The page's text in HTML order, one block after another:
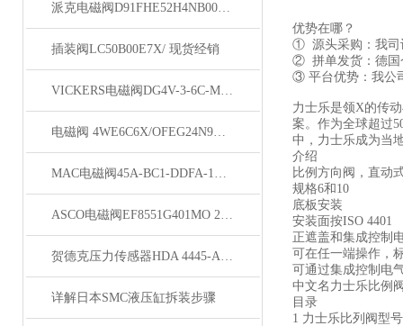
派克电磁阀D91FHE52H4NB00发货快
插装阀LC50B00E7X/ 现货经销
VICKERS电磁阀DG4V-3-6C-M-U-H7-60现货
电磁阀 4WE6C6X/OFEG24N9K4原装经销
MAC电磁阀45A-BC1-DDFA-1BA库存销售
ASCO电磁阀EF8551G401MO 24VDC现货
贺德克压力传感器HDA 4445-A-400-000大量现货库存
详解日本SMC液压缸拆装步骤
优势在哪？
① 源头采购：我司
② 拼单发货：德国
③ 平台优势：我公
力士乐是领X的传
案。作为全球超过
中，力士乐成为当
介绍
比例方向阀，直动
规格6和10
底板安装
安装面按ISO 4401
正遮盖和集成控制
可在任一端操作，
可通过集成控制电
中文名力士乐比例
目录
1 力士乐比列阀型号